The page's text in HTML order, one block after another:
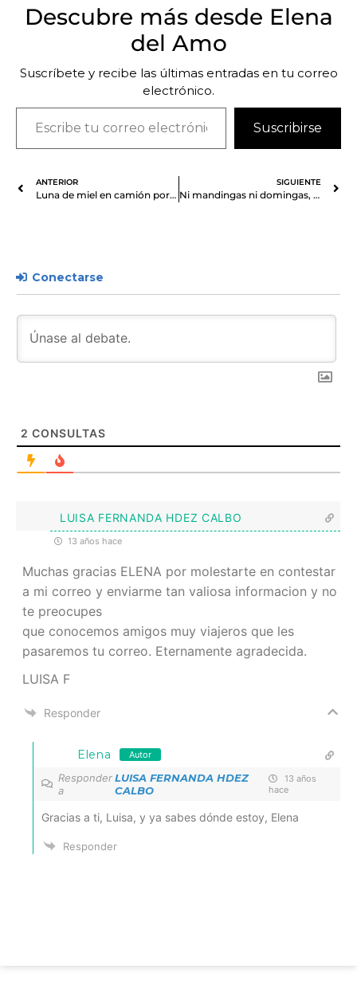
Descubre más desde Elena
del Amo
Suscríbete y recibe las últimas entradas en tu correo
electrónico.
Suscribirse
ANTERIOR
Luna de miel en camión por África
SIGUIENTE
Ni mandingas ni domingas, QUI-RIM-BAS
Conectarse
2 CONSULTAS
LUISA FERNANDA HDEZ CALBO
13 años hace
Muchas gracias ELENA por molestarte en contestar
a mi correo y enviarme tan valiosa informacion y no
te preocupes
que conocemos amigos muy viajeros que les
pasaremos tu correo. Eternamente agradecida.
LUISA F
Responder
Elena Autor
Responder
a
LUISA FERNANDA HDEZ
CALBO
13 años
hace
Gracias a ti, Luisa, y ya sabes dónde estoy, Elena
Responder